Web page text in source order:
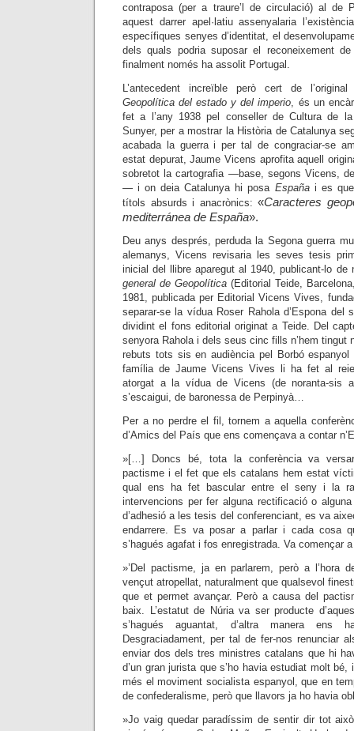
contraposa (per a traure’l de circulació) al de
aquest darrer apel·latiu assenyalaria
específiques senyes d’identitat, el
dels quals podria suposar el reconeixement de
finalment només ha assolit Portugal.
L’antecedent increïble però cert de
Geopolítica del estado y del imperio, és un
fet a l’any 1938 pel conseller de Cultura de
Sunyer, per a mostrar la Història de Catalunya
acabada la guerra i per tal de congraciar-se
estat depurat, Jaume Vicens aprofita aquell
sobretot la cartografia —base, segons Vicens,
— i on deia Catalunya hi posa Españai es
títols absurds i anacrònics: «Caracteres
mediterránea de España».
Deu anys després, perduda la Segona guerra
alemanys, Vicens revisaria les seves tesis
inicial del llibre aparegut al 1940, publicant-lo
general de Geopolítica (Editorial Teide,
1981, publicada per Editorial Vicens Vives,
separar-se la vídua Roser Rahola d’Espona del
dividint el fons editorial originat a Teide. Del
senyora Rahola i dels seus cinc fills n’hem tingut
rebuts tots sis en audiència pel Borbó espanyol
família de Jaume Vicens Vives li ha fet al
atorgat a la vídua de Vicens (de noranta-sis
s’escaigui, de baronessa de Perpinyà…
Per a no perdre el fil, tornem a aquella
d’Amics del País que ens començava a contar
»[…] Doncs bé, tota la conferència va
pactisme i el fet que els catalans hem estat
qual ens ha fet bascular entre el seny i la
intervencions per fer alguna rectificació o
d’adhesió a les tesis del conferenciant, es va
endarrere. Es va posar a parlar i cada cosa
s’hagués agafat i fos enregistrada. Va començar
»’Del pactisme, ja en parlarem, però a l’hora
vençut atropellat, naturalment que qualsevol
que et permet avançar. Però a causa del
baix. L’estatut de Núria va ser producte
s’hagués aguantat, d’altra manera ens
Desgraciadament, per tal de fer-nos renunciar
enviar dos dels tres ministres catalans que hi
d’un gran jurista que s’ho havia estudiat molt
més el moviment socialista espanyol, que en
de confederalisme, però que llavors ja ho havia
»Jo vaig quedar paradíssim de sentir dir tot